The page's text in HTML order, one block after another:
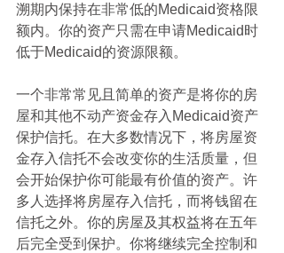
溯期内保持在非常低的Medicaid资格限
额内。你的资产只需在申请Medicaid时
低于Medicaid的资源限额。
一个非常常见且简单的资产是将你的房
屋和其他不动产资金存入Medicaid资产
保护信托。在大多数情况下，将房屋资
金存入信托不会改变你的生活质量，但
会开始保护你可能最有价值的资产。许
多人选择将房屋存入信托，而将钱留在
信托之外。你的房屋及其权益将在五年
后完全受到保护。你将继续完全控制和